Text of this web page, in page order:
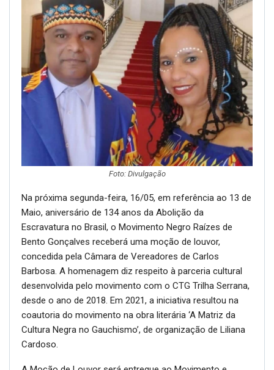
Foto: Divulgação
Na próxima segunda-feira, 16/05, em referência ao 13 de
Maio, aniversário de 134 anos da Abolição da
Escravatura no Brasil, o Movimento Negro Raízes de
Bento Gonçalves receberá uma moção de louvor,
concedida pela Câmara de Vereadores de Carlos
Barbosa. A homenagem diz respeito à parceria cultural
desenvolvida pelo movimento com o CTG Trilha Serrana,
desde o ano de 2018. Em 2021, a iniciativa resultou na
coautoria do movimento na obra literária ‘A Matriz da
Cultura Negra no Gauchismo’, de organização de Liliana
Cardoso.